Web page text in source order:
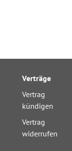
Verträge
Vertrag
kündigen
Vertrag
widerrufen